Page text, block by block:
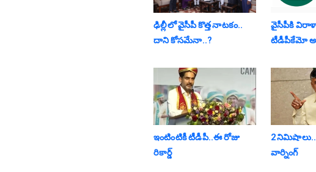
ఢిల్లీలో వైసీపీ కొత్త నాట‌కం..
దాని కోస‌మేనా..?
వైసీపీకి
టీడీపీకేమో
ఇంటింటికీ టీడీపీ..ఈ రోజు
రికార్డ్
2
వార్నింగ్